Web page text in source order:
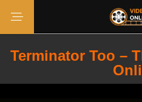
Terminator Too –